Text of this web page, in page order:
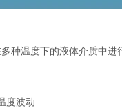
种温度下的液体介质中进
度波动